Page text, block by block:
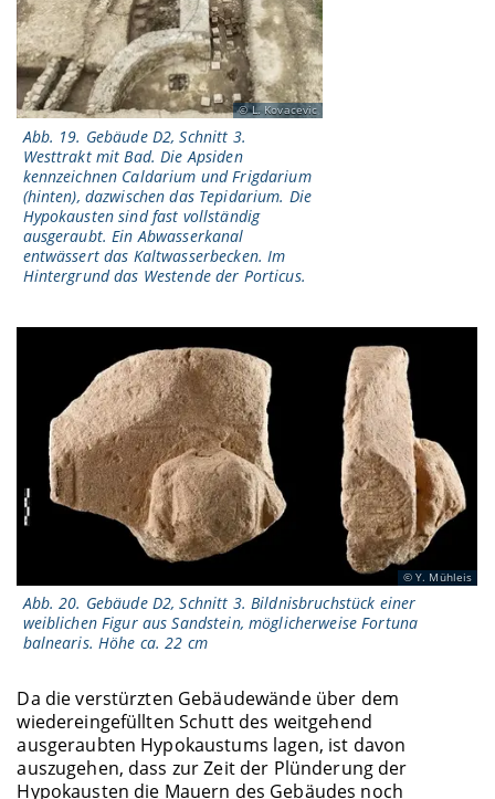
L. Kovacevic
Abb. 19. Gebäude D2, Schnitt 3.
Westtrakt mit Bad. Die Apsiden
kennzeichnen Caldarium und Frigdarium
(hinten), dazwischen das Tepidarium. Die
Hypokausten sind fast vollständig
ausgeraubt. Ein Abwasserkanal
entwässert das Kaltwasserbecken. Im
Hintergrund das Westende der Porticus.
Y. Mühleis
Abb. 20. Gebäude D2, Schnitt 3. Bildnisbruchstück einer
weiblichen Figur aus Sandstein, möglicherweise Fortuna
balnearis. Höhe ca. 22 cm
Da die verstürzten Gebäudewände über dem
wiedereingefüllten Schutt des weitgehend
ausgeraubten Hypokaustums lagen, ist davon
auszugehen, dass zur Zeit der Plünderung der
Hypokausten die Mauern des Gebäudes noch